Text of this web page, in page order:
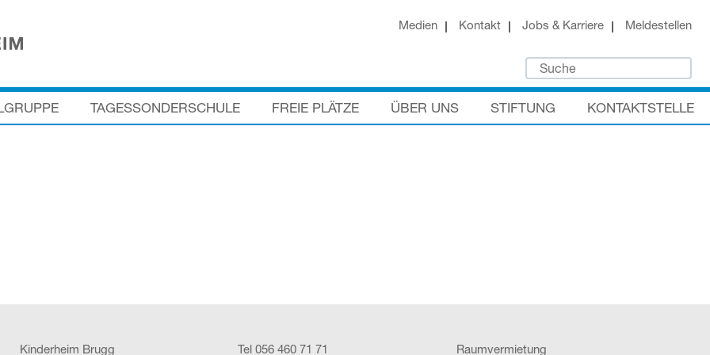
Medien Kontakt Jobs & Karriere Meldestellen
KONTAKTSTELLE
STIFTUNG
ÜBER UNS
FREIE PLÄTZE
TAGESSONDERSCHULE
Kinderheim Brugg
Tel 056 460 71 71
Raumvermietung